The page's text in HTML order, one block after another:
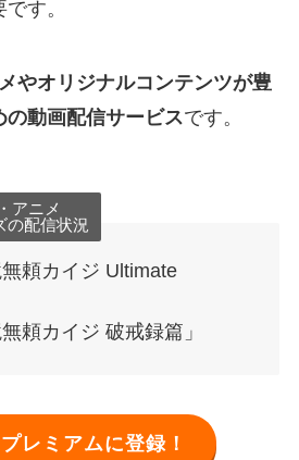
す。
やオリジナルコンテンツが豊
動画配信サービスです。
アニメ
の配信状況
頼カイジ Ultimate
頼カイジ 破戒録篇」
レミアムに登録！